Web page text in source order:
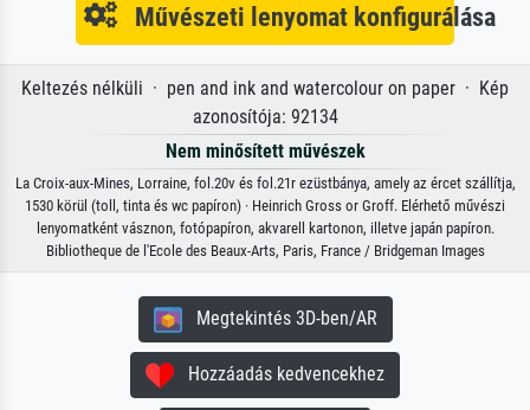
Művészeti lenyomat konfigurálása
Keltezés nélküli · pen and ink and watercolour on paper · Kép
azonosítója: 92134
Nem minősített művészek
La Croix-aux-Mines, Lorraine, fol.20v és fol.21r ezüstbánya, amely az ércet szállítja,
1530 körül (toll, tinta és wc papíron) · Heinrich Gross or Groff. Elérhető művészi
lenyomatként vásznon, fotópapíron, akvarell kartonon, illetve japán papíron.
Bibliotheque de l'Ecole des Beaux-Arts, Paris, France / Bridgeman Images
Megtekintés 3D-ben/AR
Hozzáadás kedvencekhez